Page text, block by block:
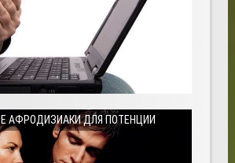
АФРОДИЗИАКИ ДЛЯ ПОТЕНЦИИ